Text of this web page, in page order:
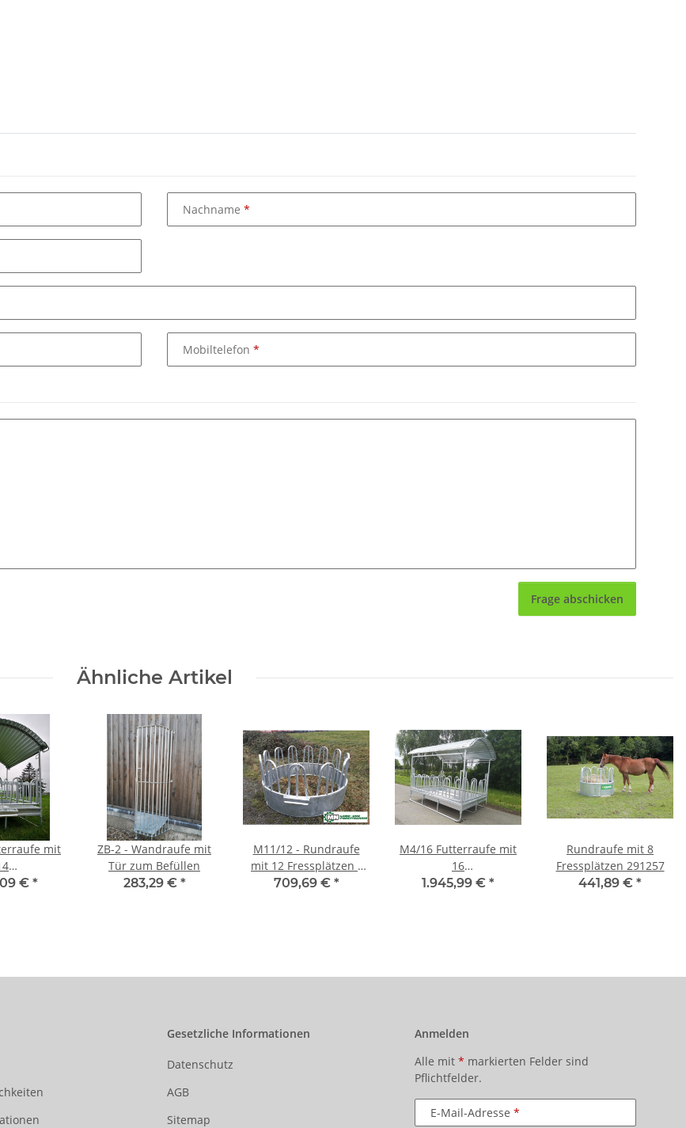
Nachname
Mobiltelefon
Frage abschicken
Ähnliche Artikel
mit
€ *
ZB-2 - Wandraufe mit
Tür zum Befüllen
283,29 € *
M11/12 - Rundraufe
mit 12 Fressplätzen -
186kg schwere
709,69 € *
M4/16 Futterraufe mit
16
Palisadenfressplätzen
1.945,99 € *
Rundraufe mit 8
Fressplätzen 291257
441,89 € *
Gesetzliche Informationen
Datenschutz
AGB
Sitemap
Anmelden
Alle mit * markierten Felder sind
Pflichtfelder.
E-Mail-Adresse